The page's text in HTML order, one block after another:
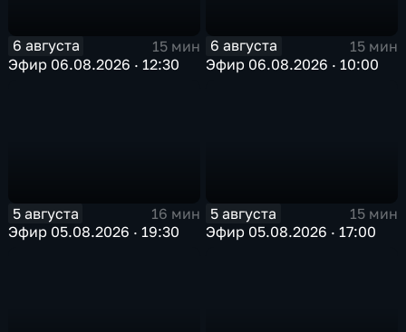
6 августа
15 мин
Эфир 06.08.2026 · 12:30
6 августа
15 мин
Эфир 06.08.2026 · 10:00
5 августа
16 мин
Эфир 05.08.2026 · 19:30
5 августа
15 мин
Эфир 05.08.2026 · 17:00